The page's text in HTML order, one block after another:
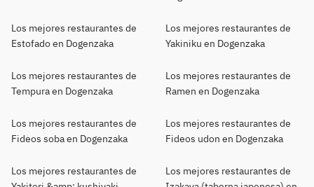
Los mejores restaurantes de
Estofado en Dogenzaka
Los mejores restaurantes de
Yakiniku en Dogenzaka
Los mejores restaurantes de
Tempura en Dogenzaka
Los mejores restaurantes de
Ramen en Dogenzaka
Los mejores restaurantes de
Fideos soba en Dogenzaka
Los mejores restaurantes de
Fideos udon en Dogenzaka
Los mejores restaurantes de
Los mejores restaurantes de